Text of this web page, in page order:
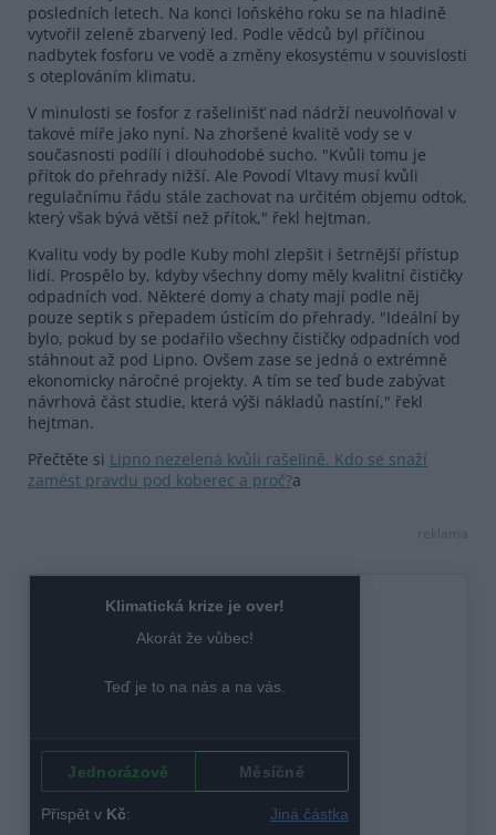
posledních letech. Na konci loňského roku se na hladině
vytvořil zeleně zbarvený led. Podle vědců byl příčinou
nadbytek fosforu ve vodě a změny ekosystému v souvislosti
s oteplováním klimatu.
V minulosti se fosfor z rašelinišť nad nádrží neuvolňoval v
takové míře jako nyní. Na zhoršené kvalitě vody se v
současnosti podílí i dlouhodobé sucho. "Kvůli tomu je
přítok do přehrady nižší. Ale Povodí Vltavy musí kvůli
regulačnímu řádu stále zachovat na určitém objemu odtok,
který však bývá větší než přítok," řekl hejtman.
Kvalitu vody by podle Kuby mohl zlepšit i šetrnější přístup
lidí. Prospělo by, kdyby všechny domy měly kvalitní čističky
odpadních vod. Některé domy a chaty mají podle něj
pouze septik s přepadem ústícím do přehrady. "Ideální by
bylo, pokud by se podařilo všechny čističky odpadních vod
stáhnout až pod Lipno. Ovšem zase se jedná o extrémně
ekonomicky náročné projekty. A tím se teď bude zabývat
návrhová část studie, která výši nákladů nastíní," řekl
hejtman.
Přečtěte si Lipno nezelená kvůli rašelině. Kdo se snaží
zamést pravdu pod koberec a proč?a
reklama